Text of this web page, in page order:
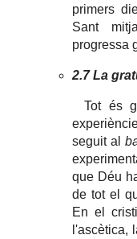
primers
Sant
progressa
2.7 La
Tot és
seguit al
que Déu
de tot el
En el
l'ascètica,